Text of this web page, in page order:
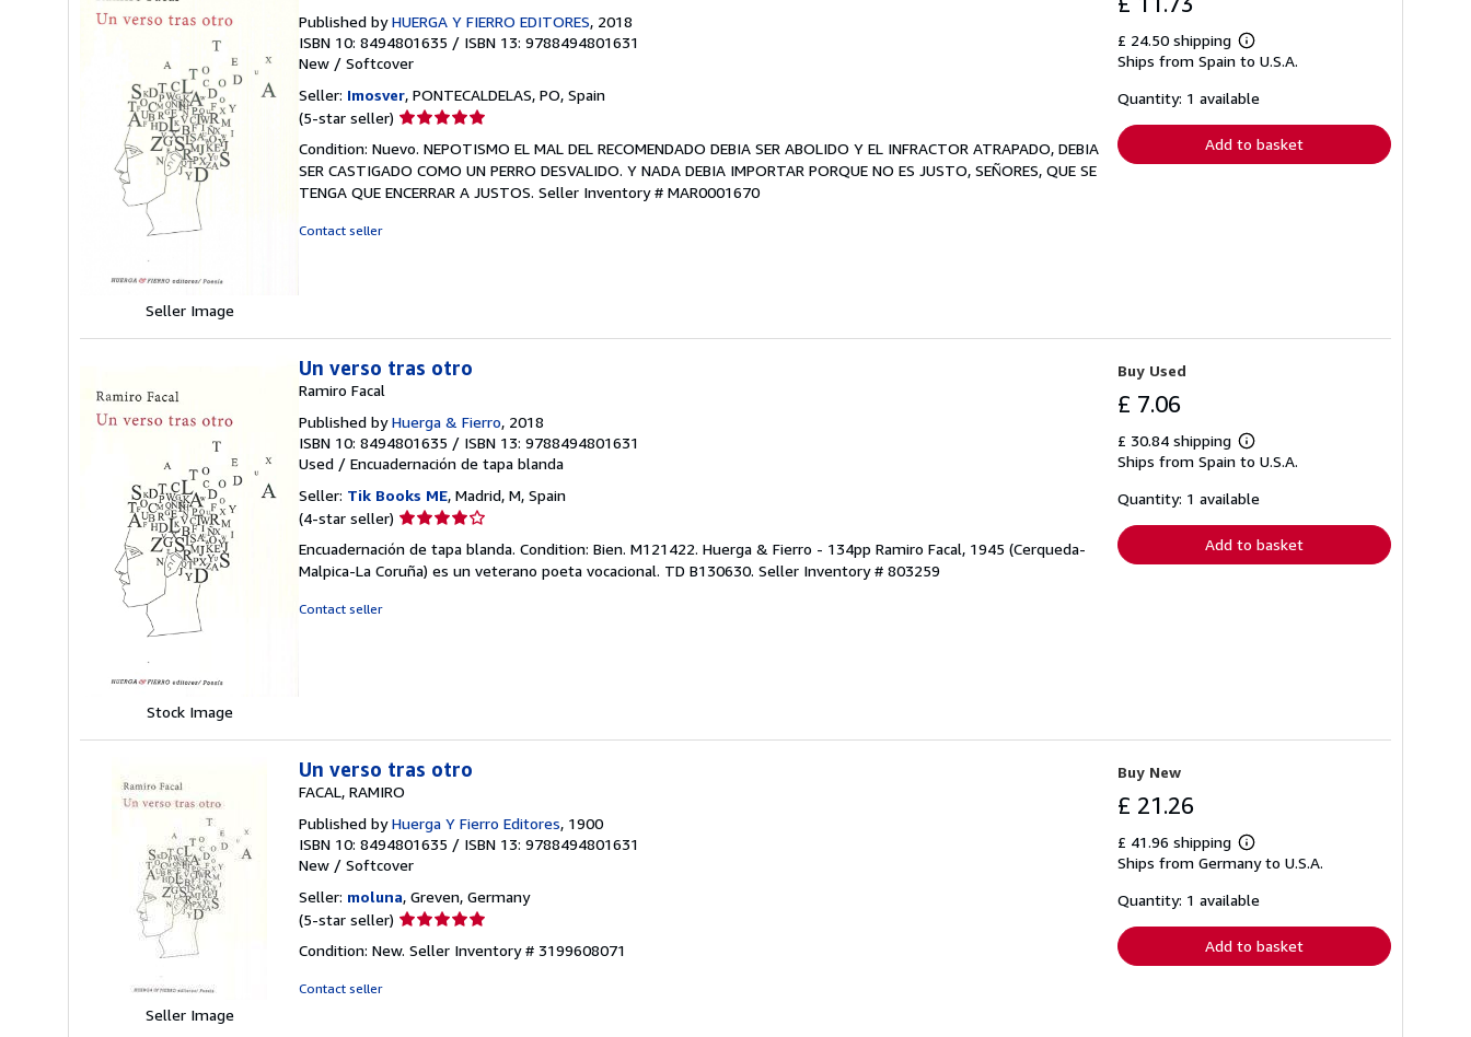
Seller Image
Published byHUERGA Y FIERRO EDITORES, 2018
ISBN 10: 8494801635 / ISBN 13: 9788494801631
New / Softcover
Seller: Imosver, PONTECALDELAS, PO, Spain
(5-star seller) Seller
5
out
of
Condition: Nuevo. NEPOTISMO EL MAL DEL RECOMENDADO DEBIA SER ABOLIDO Y EL INFRACTOR ATRAPADO, DEBIA
SER CASTIGADO COMO UN PERRO DESVALIDO. Y NADA DEBIA IMPORTAR PORQUE NO ES JUSTO, SEÑORES, QUE SE
TENGA QUE ENCERRAR A JUSTOS. Seller Inventory # MAR0001670
Contact seller
£ 24.50 shipping
Learn
more
shipping
Ships from Spain to U.S.A.
Quantity: 1 available
Add to basket
Stock Image
Un verso tras otro
Ramiro Facal
Published byHuerga & Fierro, 2018
ISBN 10: 8494801635 / ISBN 13: 9788494801631
Used / Encuadernación de tapa blanda
Seller: Tik Books ME, Madrid, M, Spain
(4-star seller) Seller
4
out
Encuadernación de tapa blanda. Condition: Bien. M121422. Huerga & Fierro - 134pp Ramiro Facal, 1945 (Cerqueda-
Malpica-La Coruña) es un veterano poeta vocacional. TD B130630. Seller Inventory # 803259
Contact seller
Buy Used
£ 7.06
£ 30.84 shipping
Learn
more
shipping
Ships from Spain to U.S.A.
Quantity: 1 available
Add to basket
Seller Image
Un verso tras otro
FACAL, RAMIRO
Published byHuerga Y Fierro Editores, 1900
ISBN 10: 8494801635 / ISBN 13: 9788494801631
New / Softcover
Seller: moluna, Greven, Germany
(5-star seller) Seller
5
Condition: New. Seller Inventory # 3199608071
Contact seller
Buy New
£ 21.26
£ 41.96 shipping
Learn
more
shipping
Ships from Germany to U.S.A.
Quantity: 1 available
Add to basket